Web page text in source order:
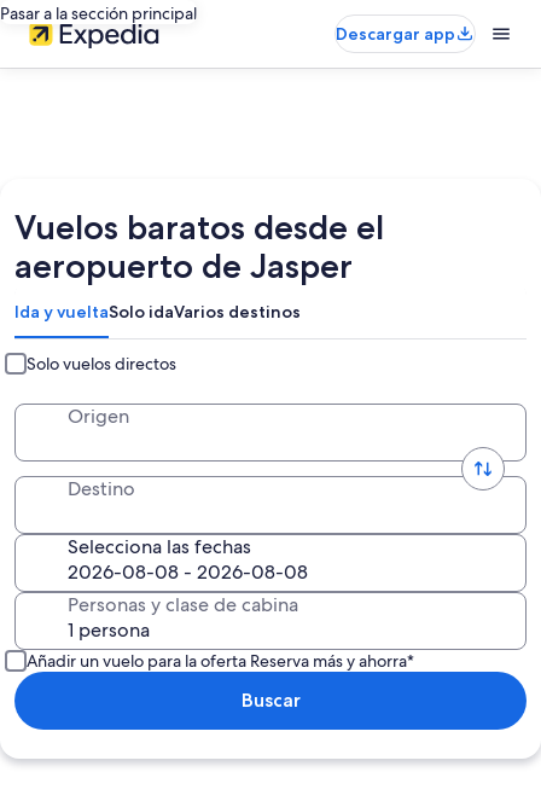
Pasar a la sección principal
Descargar app
Vuelos baratos desde el
aeropuerto de Jasper
Ida y vueltaSolo idaVarios destinos
Solo vuelos directos
Origen
Destino
Selecciona las fechas
Personas y clase de cabina
Añadir un vuelo para la oferta Reserva más y ahorra*
Buscar